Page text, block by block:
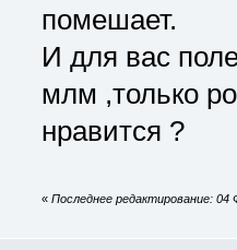
помешает.
И для вас
млм ,только
нравится ?
« Последнее редактирование: